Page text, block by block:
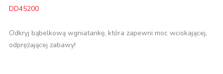
DD45200
Odkryj bąbelkową wgniatankę, która zapewni moc wciskającej,
odprężającej zabawy!